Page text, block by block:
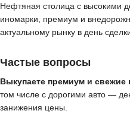
Нефтяная столица с высокими
иномарки, премиум и
актуальному рынку в день
Частые вопросы
Выкупаете премиум и свежие
том числе с дорогими авто —
занижения цены.